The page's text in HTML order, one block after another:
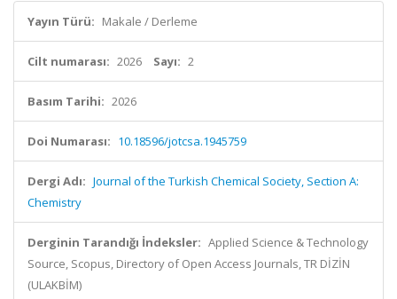
Yayın Türü: Makale / Derleme
Cilt numarası: 2026 Sayı: 2
Basım Tarihi: 2026
Doi Numarası: 10.18596/jotcsa.1945759
Dergi Adı: Journal of the Turkish Chemical Society, Section A:
Chemistry
Derginin Tarandığı İndeksler: Applied Science & Technology
Source, Scopus, Directory of Open Access Journals, TR DİZİN
(ULAKBİM)